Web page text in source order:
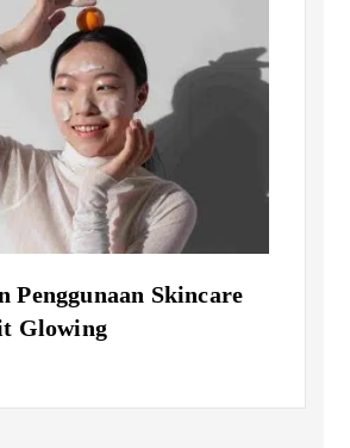
Penggunaan Skincare
Glowing